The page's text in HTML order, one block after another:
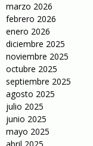
marzo 2026
febrero 2026
enero 2026
diciembre 2025
noviembre 2025
octubre 2025
septiembre 2025
agosto 2025
julio 2025
junio 2025
mayo 2025